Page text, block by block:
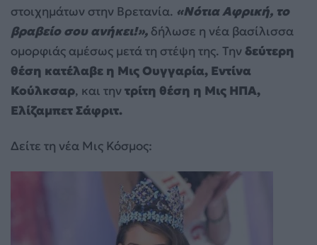
στοιχημάτων στην Βρετανία. «Νότια Αφρική, το
βραβείο σου ανήκει!», δήλωσε η νέα βασίλισσα
ομορφιάς αμέσως μετά τη στέψη της. Τηνδεύτερη
θέση κατέλαβε η Μις Ουγγαρία, Εντίνα
Κούλκσαρ, και τηντρίτη θέση η Μις ΗΠΑ,
Ελίζαμπετ Σάφριτ.
Δείτε τη νέα Μις Κόσμος: